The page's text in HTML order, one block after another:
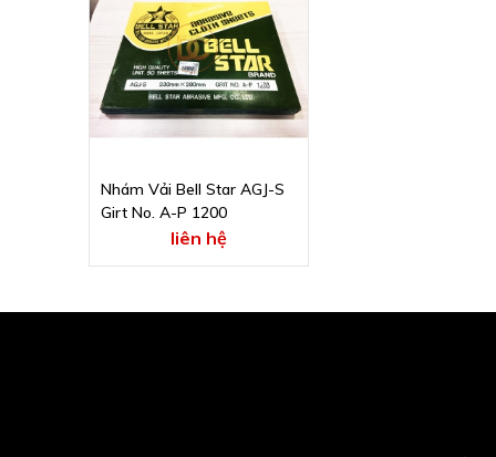
Nhám Vải Bell Star AGJ-S
Girt No. A-P 1200
liên hệ